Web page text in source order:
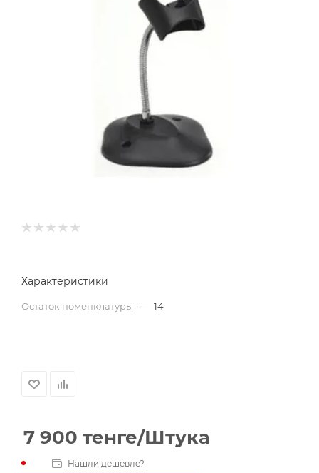
Характеристики
Остаток номенклатуры — 14
7 900 тенге/Штука
Нашли дешевле?